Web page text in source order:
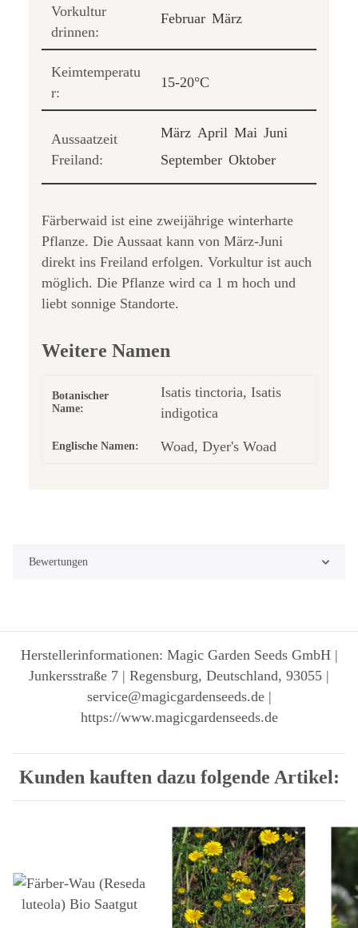
Vorkultur
drinnen:
Februar März
Keimtemperatu
r:
15-20°C
Aussaatzeit
Freiland:
März April Mai Juni
September Oktober
Färberwaid ist eine zweijährige winterharte
Pflanze. Die Aussaat kann von März-Juni
direkt ins Freiland erfolgen. Vorkultur ist auch
möglich. Die Pflanze wird ca 1 m hoch und
liebt sonnige Standorte.
Weitere Namen
Botanischer
Name:
Isatis tinctoria, Isatis
indigotica
Englische Namen: Woad, Dyer's Woad
Bewertungen
Herstellerinformationen: Magic Garden Seeds GmbH |
Junkersstraße 7 | Regensburg, Deutschland, 93055 |
service@magicgardenseeds.de |
https://www.magicgardenseeds.de
Kunden kauften dazu folgende Artikel: